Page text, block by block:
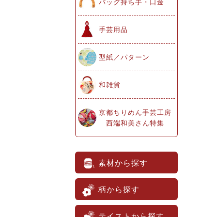
バッグ持ち手・口金
手芸用品
型紙／パターン
和雑貨
京都ちりめん手芸工房
西端和美さん特集
素材から探す
柄から探す